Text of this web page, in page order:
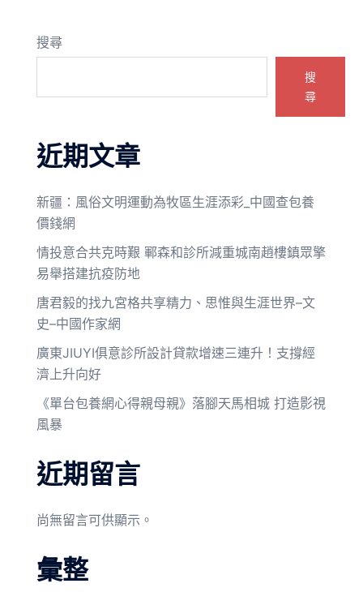
搜尋
搜
尋
近期文章
新疆：風俗文明運動為牧區生涯添彩_中國查包養
價錢網
情投意合共克時艱 鄆森和診所減重城南趙樓鎮眾擎
易舉搭建抗疫防地
唐君毅的找九宮格共享精力、思惟與生涯世界–文
史–中國作家網
廣東JIUYI俱意診所設計貸款增速三連升！支撐經
濟上升向好
《單台包養網心得親母親》落腳天馬相城 打造影視
風暴
近期留言
尚無留言可供顯示。
彙整